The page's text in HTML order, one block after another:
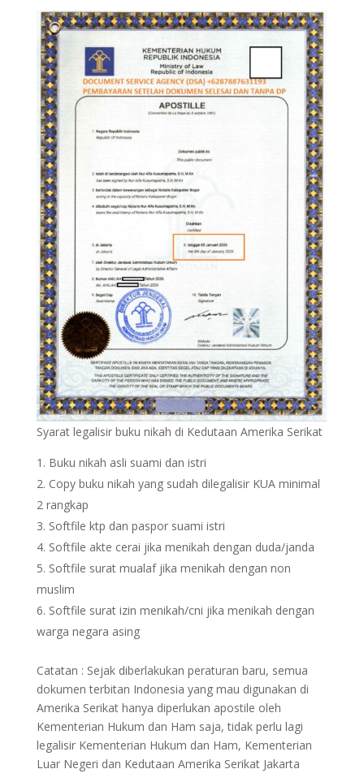
Syarat legalisir buku nikah di Kedutaan Amerika Serikat
Buku nikah asli suami dan istri
Copy buku nikah yang sudah dilegalisir KUA minimal
2 rangkap
Softfile ktp dan paspor suami istri
Softfile akte cerai jika menikah dengan duda/janda
Softfile surat mualaf jika menikah dengan non
muslim
Softfile surat izin menikah/cni jika menikah dengan
warga negara asing
Catatan : Sejak diberlakukan peraturan baru, semua
dokumen terbitan Indonesia yang mau digunakan di
Amerika Serikat hanya diperlukan apostile oleh
Kementerian Hukum dan Ham saja, tidak perlu lagi
legalisir Kementerian Hukum dan Ham, Kementerian
Luar Negeri dan Kedutaan Amerika Serikat Jakarta